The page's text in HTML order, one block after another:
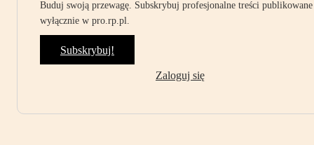
Buduj swoją przewagę. Subskrybuj profesjonalne treści publikowane
wyłącznie w pro.rp.pl.
Subskrybuj!
Zaloguj się